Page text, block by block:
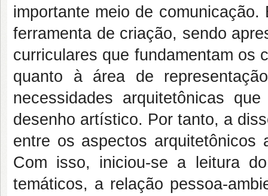
importante meio de
ferramenta de criação, sendo
curriculares que fundamentam os
quanto à área de
necessidades arquitetônicas
desenho artístico. Por tanto, a
entre os aspectos
Com isso, iniciou-se a leitura
temáticos, a relação pessoa-